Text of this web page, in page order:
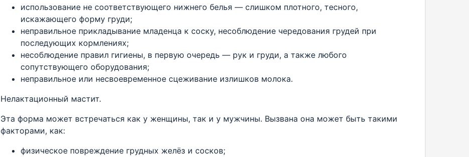
использование не соответствующего нижнего белья — слишком плотного, тесного,
искажающего форму груди;
неправильное прикладывание младенца к соску, несоблюдение чередования грудей при
последующих кормлениях;
несоблюдение правил гигиены, в первую очередь — рук и груди, а также любого
сопутствующего оборудования;
неправильное или несвоевременное сцеживание излишков молока.
Нелактационный мастит.
Эта форма может встречаться как у женщины, так и у мужчины. Вызвана она может быть такими
факторами, как:
физическое повреждение грудных желёз и сосков;